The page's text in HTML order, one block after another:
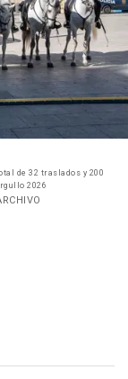
de 32 traslados y 200
2026